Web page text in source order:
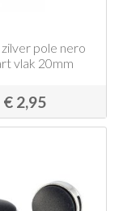
pole nero
vlak 20mm
€ 2,95